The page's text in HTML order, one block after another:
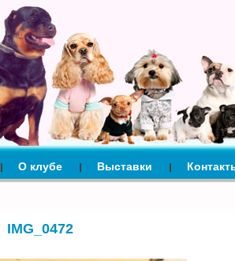
О клубе Выставки
IMG_0472